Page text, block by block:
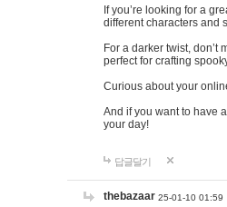
If you’re looking for a
different characters and
For a darker twist, don’t
perfect for crafting
Curious about your
And if you want to have
your day!
답글달기
thebazaar 25-01-10 01:59